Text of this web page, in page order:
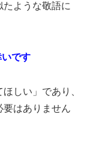
たような敬語に
です
しい」であり、
要はありません